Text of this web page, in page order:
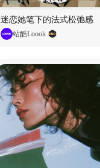
迷恋她笔下的法式松弛感
站酷Loook